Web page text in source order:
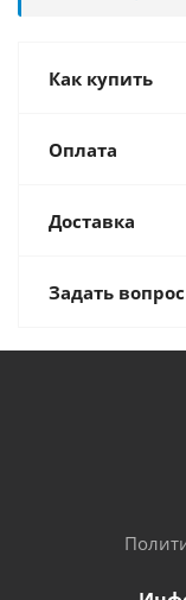
Как купить
Оплата
Доставка
Задать вопрос